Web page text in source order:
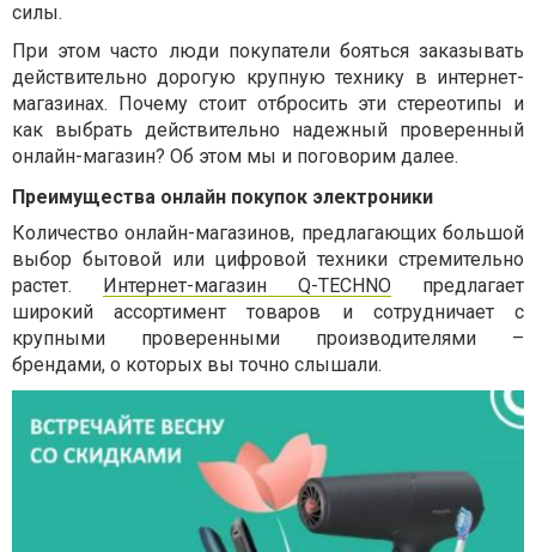
силы.
При этом часто люди покупатели бояться заказывать
действительно дорогую крупную технику в интернет-
магазинах. Почему стоит отбросить эти стереотипы и
как выбрать действительно надежный проверенный
онлайн-магазин? Об этом мы и поговорим далее.
Преимущества онлайн покупок электроники
Количество онлайн-магазинов, предлагающих большой
выбор бытовой или цифровой техники стремительно
растет. Интернет-магазин Q-TECHNO предлагает
широкий ассортимент товаров и сотрудничает с
крупными проверенными производителями –
брендами, о которых вы точно слышали.